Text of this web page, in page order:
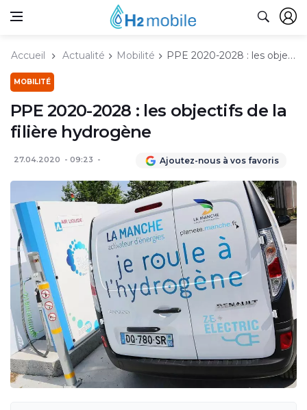
Accueil Actualité Mobilité PPE 2020-2028 : les objectifs de la filière hydrogène
MOBILITÉ
PPE 2020-2028 : les objectifs de la
filière hydrogène
27.04.2020 09:23 Ajoutez-nous à vos favoris